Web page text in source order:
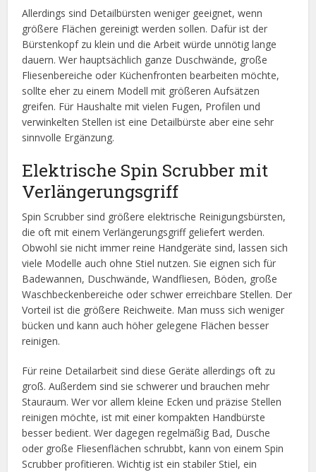
Allerdings sind Detailbürsten weniger geeignet, wenn
größere Flächen gereinigt werden sollen. Dafür ist der
Bürstenkopf zu klein und die Arbeit würde unnötig lange
dauern. Wer hauptsächlich ganze Duschwände, große
Fliesenbereiche oder Küchenfronten bearbeiten möchte,
sollte eher zu einem Modell mit größeren Aufsätzen
greifen. Für Haushalte mit vielen Fugen, Profilen und
verwinkelten Stellen ist eine Detailbürste aber eine sehr
sinnvolle Ergänzung.
Elektrische Spin Scrubber mit
Verlängerungsgriff
Spin Scrubber sind größere elektrische Reinigungsbürsten,
die oft mit einem Verlängerungsgriff geliefert werden.
Obwohl sie nicht immer reine Handgeräte sind, lassen sich
viele Modelle auch ohne Stiel nutzen. Sie eignen sich für
Badewannen, Duschwände, Wandfliesen, Böden, große
Waschbeckenbereiche oder schwer erreichbare Stellen. Der
Vorteil ist die größere Reichweite. Man muss sich weniger
bücken und kann auch höher gelegene Flächen besser
reinigen.
Für reine Detailarbeit sind diese Geräte allerdings oft zu
groß. Außerdem sind sie schwerer und brauchen mehr
Stauraum. Wer vor allem kleine Ecken und präzise Stellen
reinigen möchte, ist mit einer kompakten Handbürste
besser bedient. Wer dagegen regelmäßig Bad, Dusche
oder große Fliesenflächen schrubbt, kann von einem Spin
Scrubber profitieren. Wichtig ist ein stabiler Stiel, ein